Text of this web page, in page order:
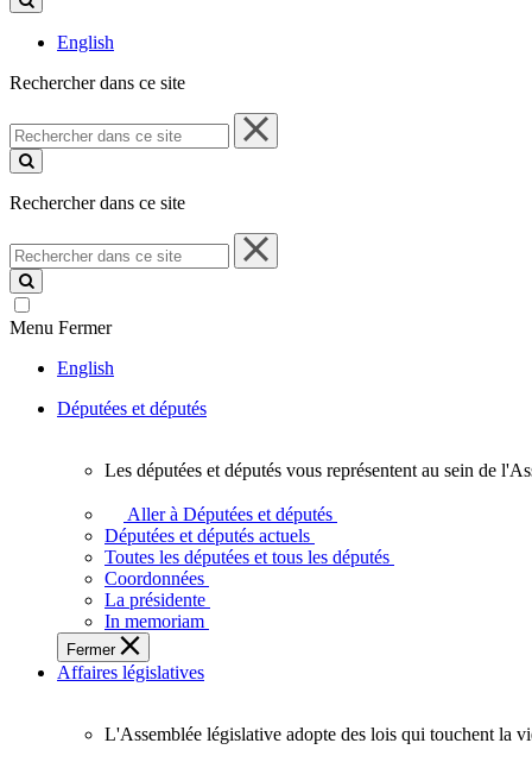
ce
English
Rechercher dans ce site
Rechercher
dans
ce
Rechercher dans ce site
Rechercher
dans
ce
site
Menu Fermer
English
Députées et députés
députées
députés
vous
représentent
sein
de
l'Assemblée
l'Ontario.
Les députées et députés vous représentent au sein de
Aller à Députées et députés
Députées et députés actuels
Toutes les députées et tous les députés
Coordonnées
La présidente
In memoriam
Fermer
Affaires législatives
L'Assemblée législative adopte des lois qui touchent la